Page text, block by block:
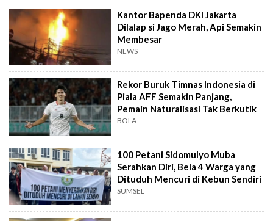
Kantor Bapenda DKI Jakarta
Dilalap si Jago Merah, Api Semakin
Membesar
NEWS
Rekor Buruk Timnas Indonesia di
Piala AFF Semakin Panjang,
Pemain Naturalisasi Tak Berkutik
BOLA
100 Petani Sidomulyo Muba
Serahkan Diri, Bela 4 Warga yang
Dituduh Mencuri di Kebun Sendiri
SUMSEL